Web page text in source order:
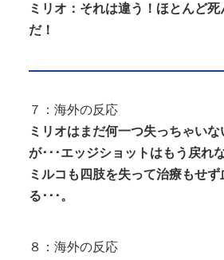
ミリオ：それは違う！ほとんど
だ！
７：海外の反応
ミリオはまだ何一つ失っちゃい
が･･･エッジショットはもう戻れ
ミルコも四肢を失って治療もせ
る･･･。
８：海外の反応